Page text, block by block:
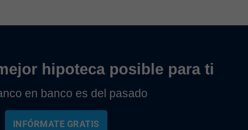
hipoteca posible para ti
en banco es del pasado
INFÓRMATE GRATIS